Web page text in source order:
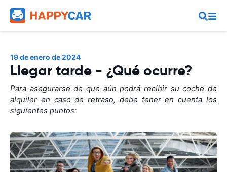
19 de enero de 2024
Llegar tarde - ¿Qué ocurre?
Para asegurarse de que aún podrá recibir su coche de
alquiler en caso de retraso, debe tener en cuenta los
siguientes puntos: